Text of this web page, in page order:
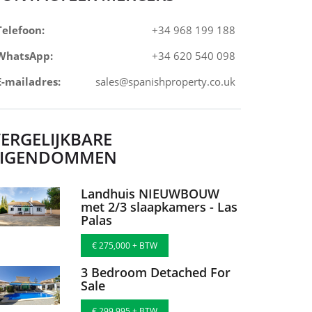
+34 968 199 188
+34 620 540 098
mailadres:
sales@spanishproperty.co.uk
Landhuis NIEUWBOUW
met 2/3 slaapkamers - Las
Palas
€ 275,000 + BTW
3 Bedroom Detached For
Sale